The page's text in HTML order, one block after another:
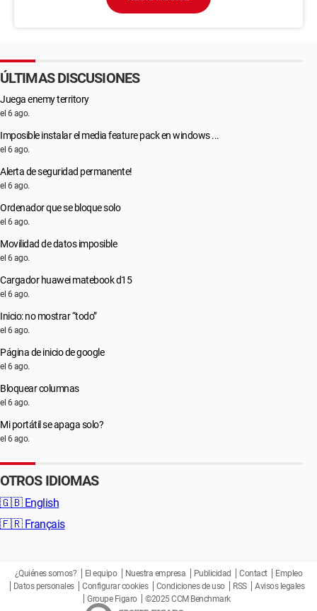
ÚLTIMAS DISCUSIONES
Juega enemy territory
el 6 ago.
Imposible instalar el media feature pack en windows ...
el 6 ago.
Alerta de seguridad permanente!
el 6 ago.
Ordenador que se bloque solo
el 6 ago.
Movilidad de datos imposible
el 6 ago.
Cargador huawei matebook d15
el 6 ago.
Inicio: no mostrar “todo”
el 6 ago.
Página de inicio de google
el 6 ago.
Bloquear columnas
el 6 ago.
Mi portátil se apaga solo?
el 6 ago.
OTROS IDIOMAS
🇬🇧 English
🇫🇷 Français
¿Quiénes somos? El equipo Nuestra empresa Publicidad Contact
Empleo
Datos personales
Configurar cookies Condiciones de uso RSS
Avisos legales
Groupe Figaro
©2025 CCM Benchmark